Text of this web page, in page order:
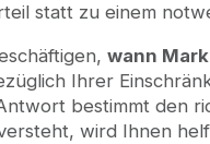
statt zu einem
wann
Ihrer
bestimmt den
wird Ihnen